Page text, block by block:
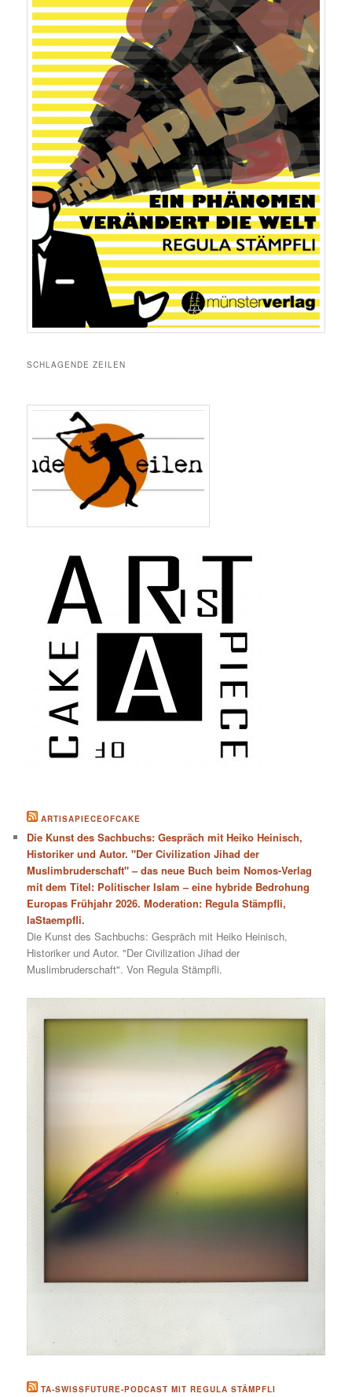
SCHLAGENDE ZEILEN
ARTISAPIECEOFCAKE
Die Kunst des Sachbuchs: Gespräch mit Heiko Heinisch,
Historiker und Autor. "Der Civilization Jihad der
Muslimbruderschaft" – das neue Buch beim Nomos-Verlag
mit dem Titel: Politischer Islam – eine hybride Bedrohung
Europas Frühjahr 2026. Moderation: Regula Stämpfli,
laStaempfli.
Die Kunst des Sachbuchs: Gespräch mit Heiko Heinisch,
Historiker und Autor. "Der Civilization Jihad der
Muslimbruderschaft". Von Regula Stämpfli.
TA-SWISSFUTURE-PODCAST MIT REGULA STÄMPFLI